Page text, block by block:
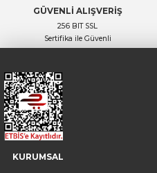
GÜVENLİ ALIŞVERİŞ
256 BIT SSL
Sertifika ile Güvenli
KURUMSAL